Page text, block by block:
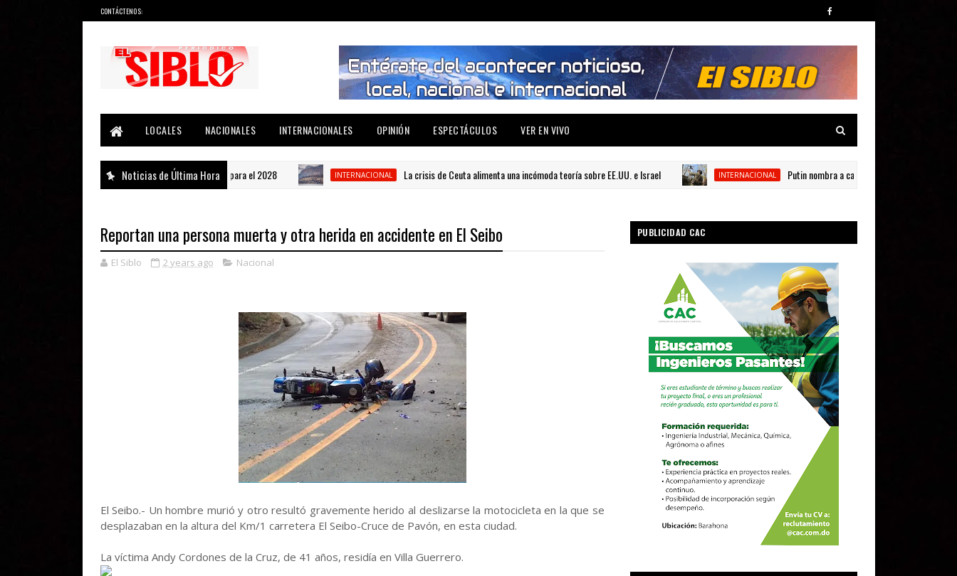
CONTÁCTENOS:
LOCALES
NACIONALES INTERNACIONALES OPINIÓN ESPECTÁCULOS VER EN VIVO
Noticias de Última Hora
Paliza niega aspiraciones para el 2028 INTERNACIONAL La crisis de Ceuta alimenta una incómoda teoría sobre EE.UU. e Israel INTERNACIONAL Putin nombra a cargos clave en el mando de las
Reportan una persona muerta y otra herida en accidente en El Seibo
El Siblo 2 years ago Nacional
El Seibo.- Un hombre murió y otro resultó gravemente herido al deslizarse la motocicleta en la que se
desplazaban en la altura del Km/1 carretera El Seibo-Cruce de Pavón, en esta ciudad.
La víctima Andy Cordones de la Cruz, de 41 años, residía en Villa Guerrero.
PUBLICIDAD CAC